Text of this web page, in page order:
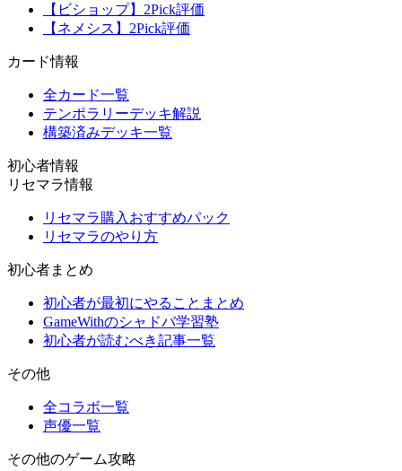
【ビショップ】2Pick評価
【ネメシス】2Pick評価
カード情報
全カード一覧
テンポラリーデッキ解説
構築済みデッキ一覧
初心者情報
リセマラ情報
リセマラ購入おすすめパック
リセマラのやり方
初心者まとめ
初心者が最初にやることまとめ
GameWithのシャドバ学習塾
初心者が読むべき記事一覧
その他
全コラボ一覧
声優一覧
その他のゲーム攻略